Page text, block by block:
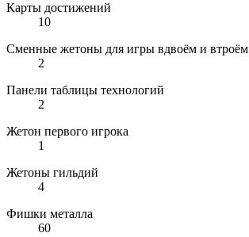
Карты достижений
10
Сменные жетоны для игры вдвоём и втроём
2
Панели таблицы технологий
2
Жетон первого игрока
1
Жетоны гильдий
4
Фишки металла
60